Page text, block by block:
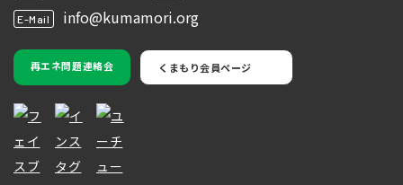
E-Mail info@kumamori.org
再エネ問題連絡会 くまもり会員ページ